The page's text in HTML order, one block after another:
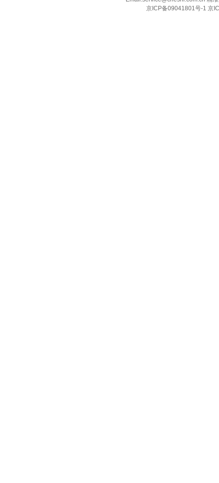
京ICP备09041801号-1 京